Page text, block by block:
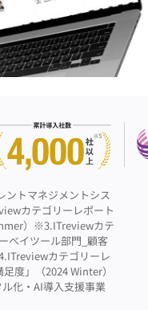
トマネジメントシス
カテゴリーレポート
） ※3.ITreviewカテ
ベイツール部門_顧客
カテゴリーレ
度」（2024 Winter）
化・AI導入支援事業